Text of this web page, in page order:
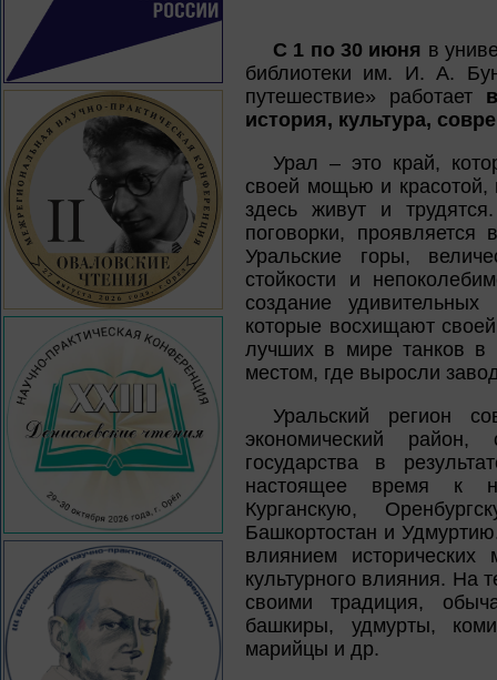
С 1 по 30 июня в
библиотеки им. И. А.
путешествие» работает
история, культура,
Урал – это край,
своей мощью и
здесь живут и
поговорки,
Уральские горы,
стойкости и
создание
которые восхищают
лучших в мире танков
местом, где выросли
Уральский регион
экономический район,
государства в
настоящее время к
Курганскую,
Башкортостан и
влиянием
культурного влияния. На
своими традиция,
башкиры, удмурты,
марийцы и др.